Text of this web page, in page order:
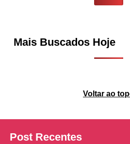
Mais Buscados Hoje
Voltar ao
Post Recentes